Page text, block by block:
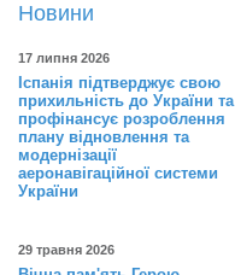
Новини
17 липня 2026
Іспанія підтверджує свою
прихильність до України та
профінансує розроблення
плану відновлення та
модернізації
аеронавігаційної системи
України
29 травня 2026